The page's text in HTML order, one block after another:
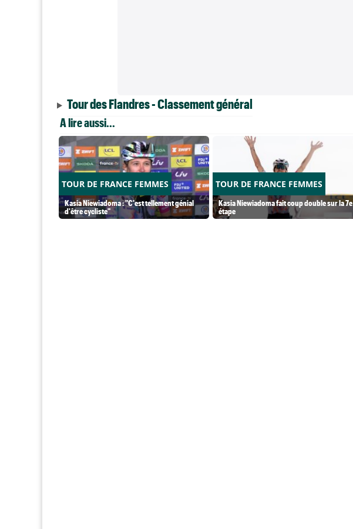
Tour des Flandres - Classement général
A lire aussi...
TOUR DE FRANCE FEMMES
Kasia Niewiadoma : "C'est tellement génial
d'être cycliste"
TOUR DE FRANCE FEMMES
Kasia Niewiadoma fait coup double sur la 7e
étape